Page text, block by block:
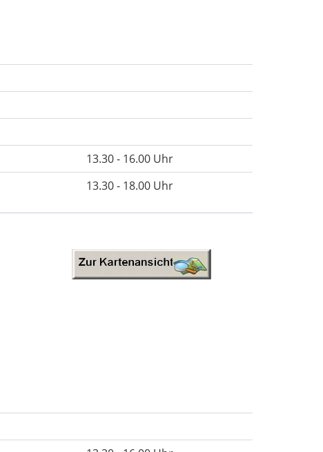
13.30 - 16.00 Uhr
13.30 - 18.00 Uhr